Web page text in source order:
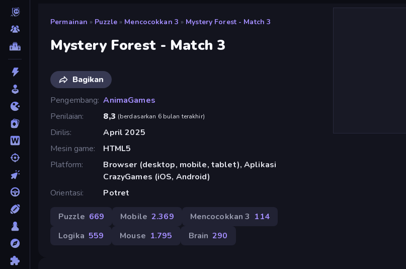
Permainan » Puzzle » Mencocokkan 3 » Mystery Forest - Match 3
Mystery Forest - Match 3
Bagikan
Pengembang AnimaGames
Penilaian
8,3 (berdasarkan 6 bulan terakhir)
Dirilis
April 2025
Mesin game
HTML5
Platform
Browser (desktop, mobile, tablet), Aplikasi
CrazyGames (iOS, Android)
Orientasi
Potret
Puzzle 669 Mobile 2.369 Mencocokkan 3 114
Logika 559 Mouse 1.795 Brain 290